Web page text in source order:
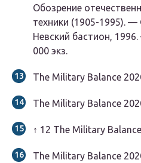
Обозрение
техники (1905-1995). —
Невский бастион,
000 экз.
The Military Balance
The Military Balance
↑ 1 2 The Military
The Military Balance